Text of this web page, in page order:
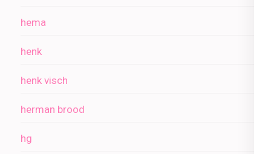
hema
henk
henk visch
herman brood
hg